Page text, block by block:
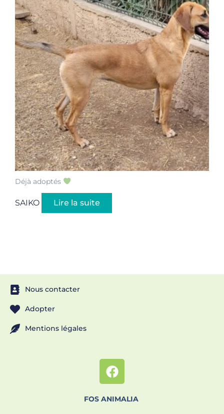
Déjà adoptés
SAIKO Lire la suite
Nous contacter
Adopter
Mentions légales
FOS ANIMALIA